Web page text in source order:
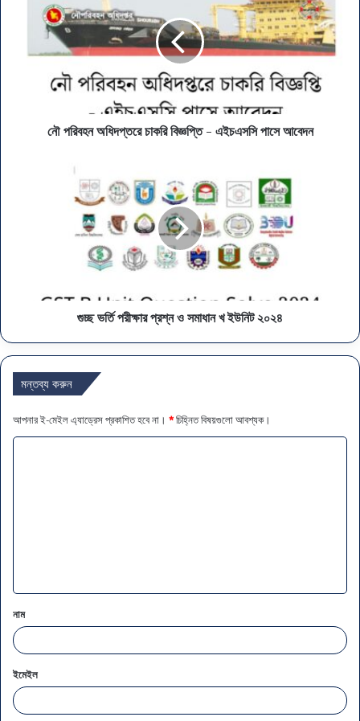
নৌ পরিবহন অধিদপ্তরে চাকরি বিজ্ঞপ্তি - এইচএসসি পাসে আবেদন
গুচ্ছ ভর্তি পরীক্ষার প্রশ্ন ও সমাধান খ ইউনিট ২০২৪
মন্তব্য করুন
আপনার ই-মেইল এ্যাড্রেস প্রকাশিত হবে না। *চিহ্নিত বিষয়গুলো আবশ্যক।
নাম
ইমেইল